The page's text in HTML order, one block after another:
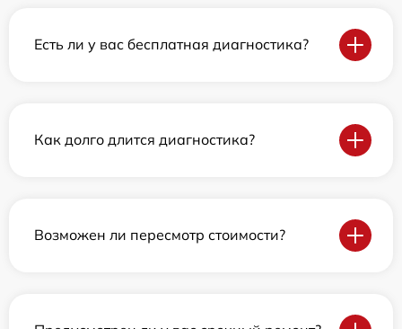
Есть ли у вас бесплатная диагностика?
Как долго длится диагностика?
Возможен ли пересмотр стоимости?